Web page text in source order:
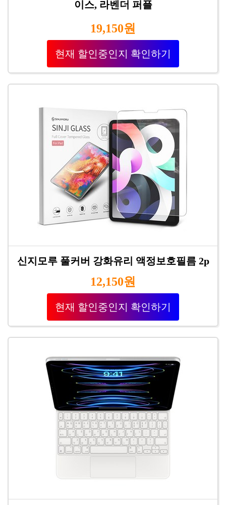
이스, 라벤더 퍼플
19,150원
현재 할인중인지 확인하기
신지모루 풀커버 강화유리 액정보호필름 2p
12,150원
현재 할인중인지 확인하기